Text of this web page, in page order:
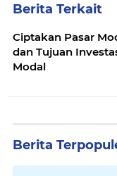
Berita Terkait
Ciptakan Pasar
dan Tujuan
Modal
Berita